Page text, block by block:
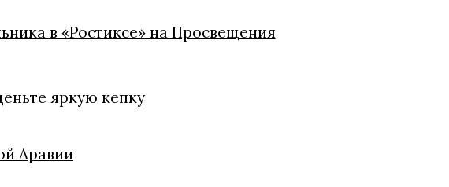
в «Ростиксе» на Просвещения
яркую кепку
Аравии